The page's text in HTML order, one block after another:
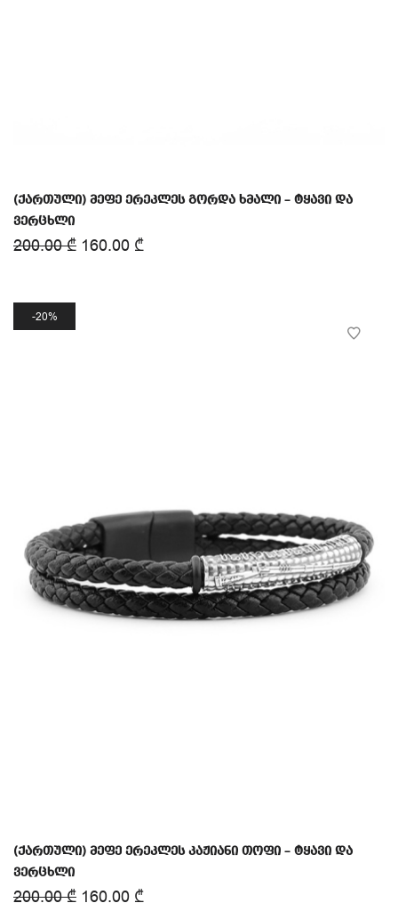
(ქართული) მეფე ერეკლეს გორდა ხმალი – ტყავი და
ვერცხლი
200.00₾ 160.00 ₾
20%
(ქართული) მეფე ერეკლეს კაჟიანი თოფი – ტყავი და
ვერცხლი
200.00₾ 160.00 ₾